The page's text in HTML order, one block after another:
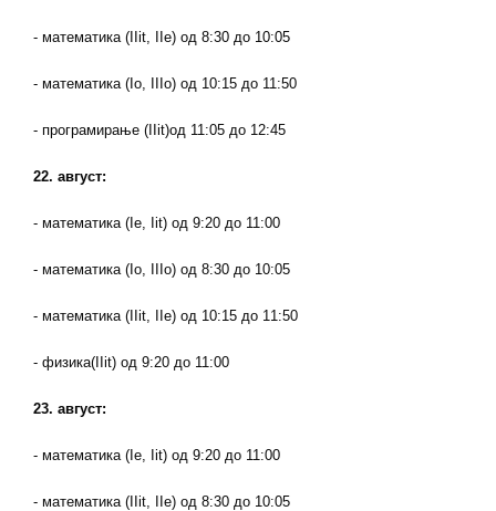
- математика ( IIit, IIe) од 8:30 до 10:05
- математика ( Io, IIIo) од 10:15 до 11:50
- програмирање ( IIit)од 11:05 до 12:45
22. август:
- математика ( Ie, Iit) од 9:20 до 11:00
- математика ( Io, IIIo) од 8:30 до 10:05
- математика ( IIit, IIe) од 10:15 до 1 1 :50
- физика( IIit) од 9:20 до 11:00
23. август:
- математика ( Ie, Iit) од 9:20 до 11:00
- математика ( IIit, IIe) од 8:30 до 1 0:05